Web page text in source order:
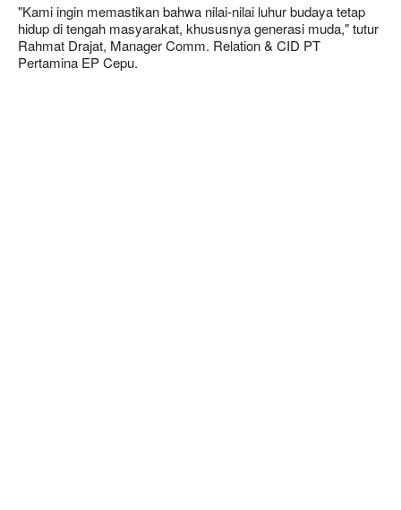
"Kami ingin memastikan bahwa nilai-nilai luhur budaya tetap
hidup di tengah masyarakat, khususnya generasi muda," tutur
Rahmat Drajat, Manager Comm. Relation & CID PT
Pertamina EP Cepu.